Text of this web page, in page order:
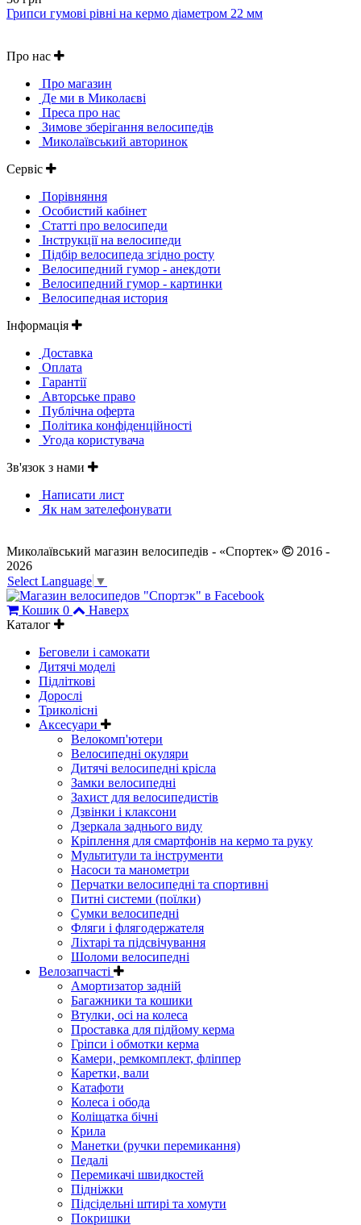
Грипси гумові рівні на кермо діаметром 22 мм
Про нас
Про магазин
Де ми в Миколаєві
Преса про нас
Зимове зберігання велосипедів
Миколаївський авторинок
Сервіс
Порівняння
Особистий кабінет
Статті про велосипеди
Інструкції на велосипеди
Підбір велосипеда згідно росту
Велосипедний гумор - анекдоти
Велосипедний гумор - картинки
Велосипедная история
Інформація
Доставка
Оплата
Гарантії
Авторське право
Публічна оферта
Політика конфіденційності
Угода користувача
Зв'язок з нами
Написати лист
Як нам зателефонувати
Миколаївський магазин велосипедів - «Спортек»
2016 -
2026
Select Language ▼
Кошик 0
Наверх
Каталог
Беговели і самокати
Дитячі моделі
Підліткові
Дорослі
Триколісні
Аксесуари
Велокомп'ютери
Велосипедні окуляри
Дитячі велосипедні крісла
Замки велосипедні
Захист для велосипедистів
Дзвінки і клаксони
Дзеркала заднього виду
Кріплення для смартфонів на кермо та руку
Мультитули та інструменти
Насоси та манометри
Перчатки велосипедні та спортивні
Питні системи (поїлки)
Сумки велосипедні
Фляги і флягодержателя
Ліхтарі та підсвічування
Шоломи велосипедні
Велозапчасті
Амортизатор задній
Багажники та кошики
Втулки, осі на колеса
Проставка для підйому керма
Гріпси і обмотки керма
Камери, ремкомплект, фліппер
Каретки, вали
Катафоти
Колеса і обода
Коліщатка бічні
Крила
Манетки (ручки перемикання)
Педалі
Перемикачі швидкостей
Підніжки
Підсідельні штирі та хомути
Покришки